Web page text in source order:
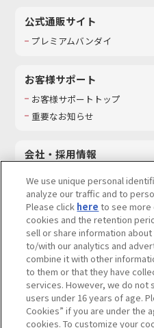
公式通販サイト
プレミアムバンダイ
お客様サポート
お客様サポートトップ
重要なお知らせ
会社・採用情報
採用情報
サステナビリティ
お問い合わせ
ウェブサイトご利用条件 ソーシャルメ
個人情報及び特定個人情報等の取り
We use unique personal
analyze our traffic and to
Please click here to see more
cookies and the retention
sell or share information
to/with our analytics and
combine it with other
to them or that they have
services. However, we do not
users under 16 years of age.
Cookies” if you are under the
cookies. To customize your